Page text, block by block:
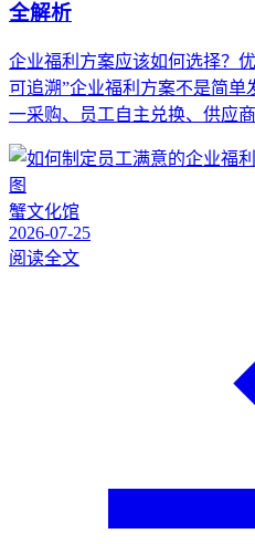
全解析
企业福利方案应该如何选择？
可追溯”企业福利方案不是简
一采购、员工自主兑换、供应
蟹文化馆
2026-07-25
阅读全文